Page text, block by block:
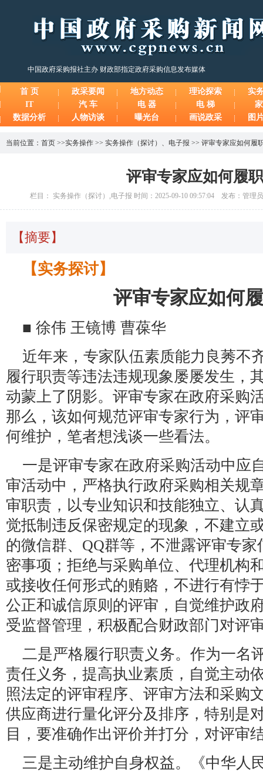
中国政府采购报社主办 财政部指定政府采购信息发布媒体
首 页 政采要闻 地方动态 理论探索
实
IT
汽 车 电 器 电 梯
数据分析
人物访谈 曝光台 画说政采 图
当前位置： 首页 >>实务操作 >> 实务操作（探讨） 、 电子报 >> 评审专家应如何履
评审专家应如何履
栏目： 实务操作（探讨）,电子报 时间：2025-09-10 09:57:04 发布：管理
【摘要】
【实务探讨】
评审专家应如何
■ 徐伟 王镜博 曹葆华
近年来，专家队伍素质能力良莠不
履行职责等违法违规现象屡屡发生，
动蒙上了阴影。评审专家在政府采购
那么，该如何规范评审专家行为，评
何维护，笔者想浅谈一些看法。
一是评审专家在政府采购活动中应
审活动中，严格执行政府采购相关规
审职责，以专业知识和技能独立、认
觉抵制违反保密规定的现象，不建立
的微信群、QQ群等，不泄露评审专
密事项；拒绝与采购单位、代理机构
或接收任何形式的贿赂，不进行有悖
公正和诚信原则的评审，自觉维护政
受监督管理，积极配合财政部门对评
二是严格履行职责义务。作为一名
责任义务，提高执业素质，自觉主动
照法定的评审程序、评审方法和采购
供应商进行量化评分及排序，特别是
目，要准确作出评价并打分，对评审
三是主动维护自身权益。《中华人